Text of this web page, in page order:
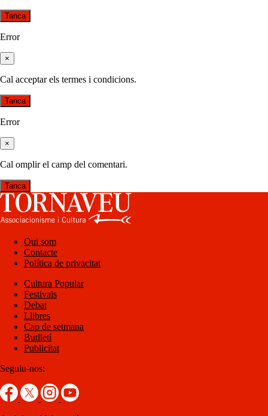
Tanca
Error
×
Cal acceptar els termes i condicions.
Tanca
Error
×
Cal omplir el camp del comentari.
Tanca
Qui som
Contacte
Política de privacitat
Cultura Popular
Festivals
Debat
Llibres
Cap de setmana
Butlletí
Publicitat
Seguiu-nos: